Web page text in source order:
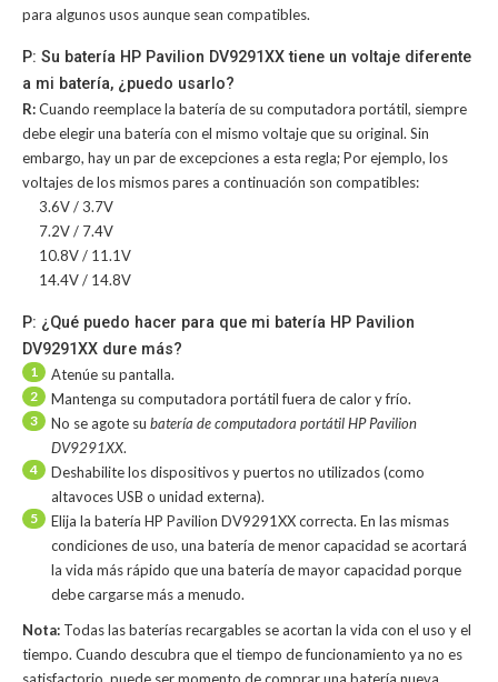
para algunos usos aunque sean compatibles.
P: Su batería HP Pavilion DV9291XX tiene un voltaje diferente
a mi batería, ¿puedo usarlo?
R:Cuando reemplace la batería de su computadora portátil, siempre
debe elegir una batería con el mismo voltaje que su original. Sin
embargo, hay un par de excepciones a esta regla; Por ejemplo, los
voltajes de los mismos pares a continuación son compatibles:
3.6V / 3.7V
7.2V / 7.4V
10.8V / 11.1V
14.4V / 14.8V
P: ¿Qué puedo hacer para que mi batería HP Pavilion
DV9291XX dure más?
1 Atenúe su pantalla.
2 Mantenga su computadora portátil fuera de calor y frío.
3 No se agote su batería de computadora portátil HP Pavilion
DV9291XX.
4
Deshabilite los dispositivos y puertos no utilizados (como
altavoces USB o unidad externa).
5
Elija la batería HP Pavilion DV9291XX correcta. En las mismas
condiciones de uso, una batería de menor capacidad se acortará
la vida más rápido que una batería de mayor capacidad porque
debe cargarse más a menudo.
Nota: Todas las baterías recargables se acortan la vida con el uso y el
tiempo. Cuando descubra que el tiempo de funcionamiento ya no es